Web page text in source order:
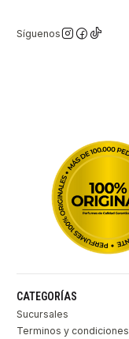
Síguenos
CATEGORÍAS
Sucursales
Terminos y condiciones